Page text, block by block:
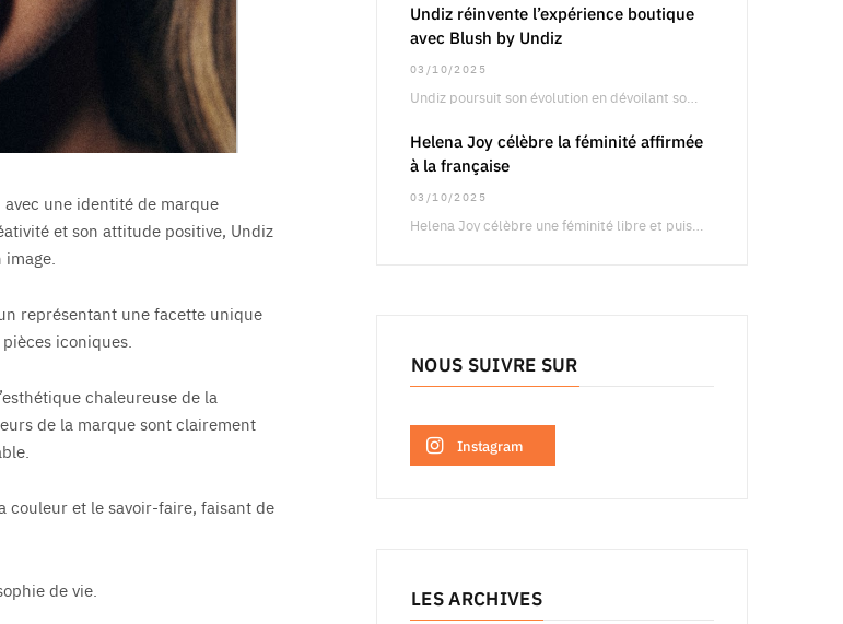
une identité de marque
et son attitude positive, Undiz
représentant une facette unique
iconiques.
chaleureuse de la
de la marque sont clairement
couleur et le savoir-faire, faisant de
de vie.
Undiz réinvente l’expérience boutique
avec Blush by Undiz
03/10/2025
Helena Joy célèbre la féminité affirmée
à la française
03/10/2025
NOUS SUIVRE SUR
Instagram
LES ARCHIVES